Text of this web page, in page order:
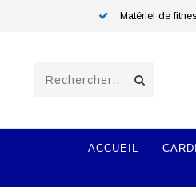
Matériel de
ACCUEIL